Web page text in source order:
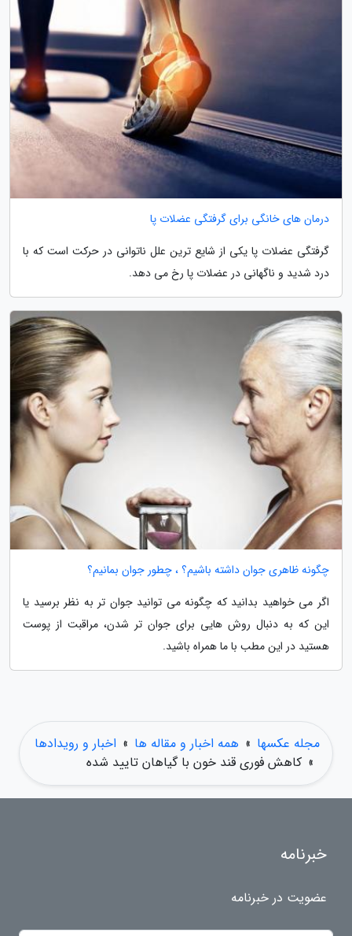
درمان های خانگی برای گرفتگی عضلات پا
گرفتگی عضلات پا یکی از شایع ترین علل ناتوانی در حرکت است که با
درد شدید و ناگهانی در عضلات پا رخ می دهد.
چگونه ظاهری جوان داشته باشیم؟ ، چطور جوان بمانیم؟
اگر می خواهید بدانید که چگونه می توانید جوان تر به نظر برسید یا
این که به دنبال روش هایی برای جوان تر شدن، مراقبت از پوست
هستید در این مطب با ما همراه باشید.
مجله عکسها » همه اخبار و مقاله ها » اخبار و رویدادها
» کاهش فوری قند خون با گیاهان تایید شده
خبرنامه
عضویت در خبرنامه